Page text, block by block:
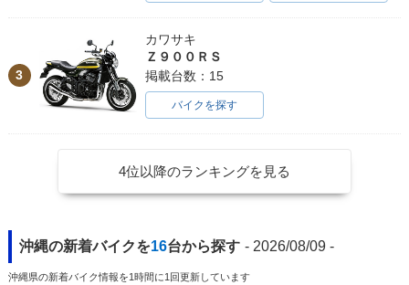
3
カワサキ
Ｚ９００ＲＳ
掲載台数：15
バイクを探す
4位以降のランキングを見る
沖縄の新着バイクを16台から探す - 2026/08/09 -
沖縄県の新着バイク情報を1時間に1回更新しています